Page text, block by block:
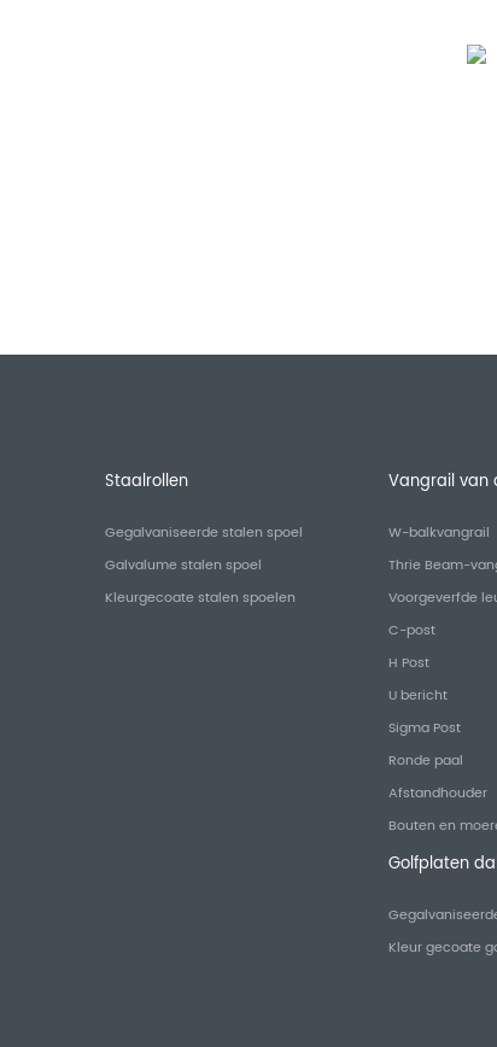
Staalrollen
Gegalvaniseerde stalen spoel
Galvalume stalen spoel
Kleurgecoate stalen spoelen
Vangrail van
W-balkvangrail
Thrie Beam-
Voorgeverfde
C-post
H Post
U bericht
Sigma Post
Ronde paal
Afstandhouder
Bouten en
Golfplaten
Kleur gecoate